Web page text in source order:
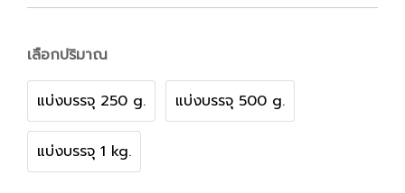
เลือกปริมาณ
แบ่งบรรจุ 250 g. แบ่งบรรจุ 500 g.
แบ่งบรรจุ 1 kg.